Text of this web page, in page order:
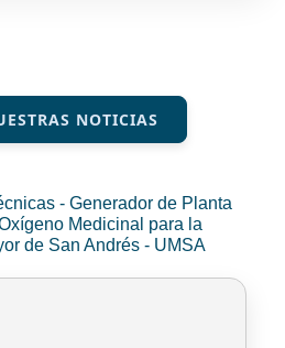
NOTICIAS
- Generador de Planta
Medicinal para la
de San Andrés - UMSA